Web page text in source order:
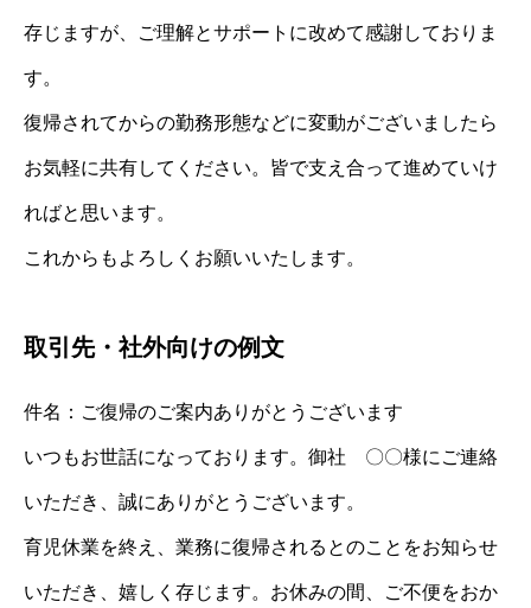
存じますが、ご理解とサポートに改めて感謝しておりま
す。
復帰されてからの勤務形態などに変動がございましたら
お気軽に共有してください。皆で支え合って進めていけ
ればと思います。
これからもよろしくお願いいたします。
取引先・社外向けの例文
件名：ご復帰のご案内ありがとうございます
いつもお世話になっております。御社 〇〇様にご連絡
いただき、誠にありがとうございます。
育児休業を終え、業務に復帰されるとのことをお知らせ
いただき、嬉しく存じます。お休みの間、ご不便をおか